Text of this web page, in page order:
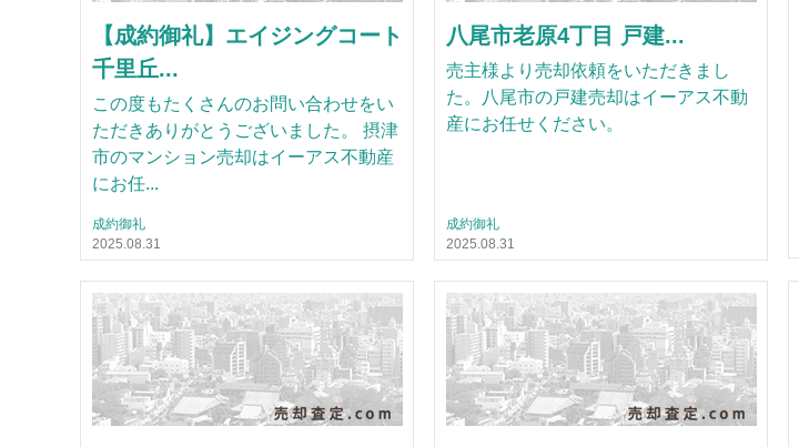
【成約御礼】エイジングコート
千里丘...
この度もたくさんのお問い合わせをい
ただきありがとうございました。 摂津
市のマンション売却はイーアス不動産
にお任...
成約御礼
2025.08.31
八尾市老原4丁目 戸建...
売主様より売却依頼をいただきまし
た。八尾市の戸建売却はイーアス不動
産にお任せください。
成約御礼
2025.08.31